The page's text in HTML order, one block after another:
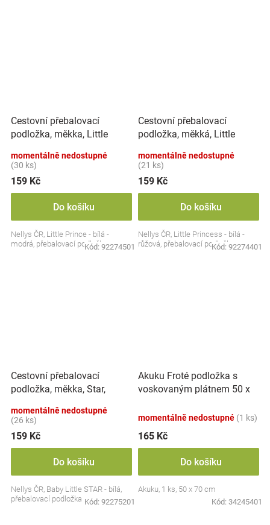
Cestovní přebalovací
podložka, měkka, Little
bílá, modrá
momentálně nedostupné
(30 ks)
159 Kč
Do košíku
Nellys ČR, Little Prince - bílá -
modrá, přebalovací podložka
Kód: 92274501
Cestovní přebalovací
podložka, měkká, Little
bílá, růžová
momentálně nedostupné
(21 ks)
159 Kč
Do košíku
Nellys ČR, Little Princess - bílá -
růžová, přebalovací podložka
Kód: 92274401
Cestovní přebalovací
podložka, měkka, Star,
momentálně nedostupné
(26 ks)
159 Kč
Do košíku
Nellys ČR, Baby Little STAR - bílá,
přebalovací podložka Kód: 92275201
Akuku Froté podložka s
voskovaným plátnem 50 x
vícebarevné
momentálně nedostupné (1 ks)
165 Kč
Do košíku
Akuku, 1 ks, 50 x 70 cm
Kód: 34245401